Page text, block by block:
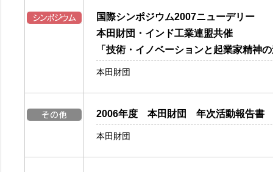
国際シンポジウム2007ニューデリー
本田財団・インド工業連盟共催
「技術・イノベーションと起業家精神
本田財団
2006年度 本田財団 年次活動報告書
本田財団